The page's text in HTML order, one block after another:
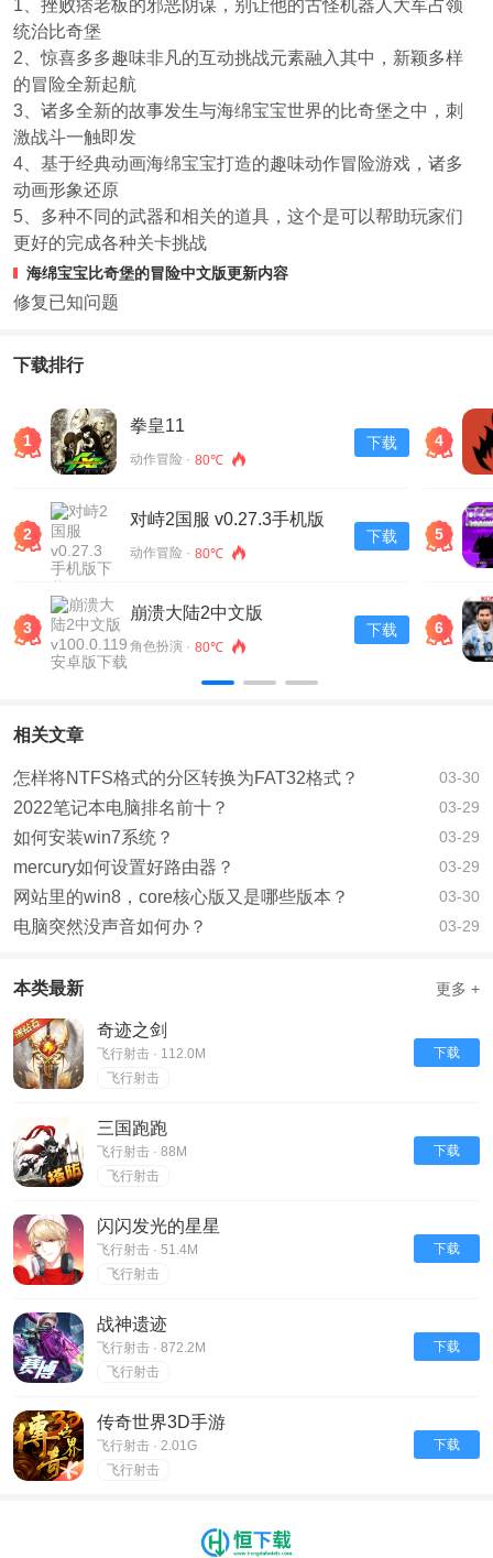
1、挫败痞老板的邪恶阴谋，别让他的古怪机器人大军占领
统治比奇堡
2、惊喜多多趣味非凡的互动挑战元素融入其中，新颖多样
的冒险全新起航
3、诸多全新的故事发生与海绵宝宝世界的比奇堡之中，刺
激战斗一触即发
4、基于经典动画海绵宝宝打造的趣味动作冒险游戏，诸多
动画形象还原
5、多种不同的武器和相关的道具，这个是可以帮助玩家们
更好的完成各种关卡挑战
海绵宝宝比奇堡的冒险中文版更新内容
修复已知问题
下载排行
1
拳皇11
动作冒险 · 80℃
下载
2
对峙2国服 v0.27.3手机版
下载
动作冒险 · 80℃
下载
3
崩溃大陆2中文版
v100.0.119安卓版下载
角色扮演 · 80℃
下载
4
5
6
相关文章
怎样将NTFS格式的分区转换为FAT32格式？ 03-30
2022笔记本电脑排名前十？ 03-29
如何安装win7系统？ 03-29
mercury如何设置好路由器？ 03-29
网站里的win8，core核心版又是哪些版本？ 03-30
电脑突然没声音如何办？ 03-29
本类最新 更多 +
奇迹之剑
飞行射击 · 112.0M
飞行射击
下载
三国跑跑
飞行射击 · 88M
飞行射击
下载
闪闪发光的星星
飞行射击 · 51.4M
飞行射击
下载
战神遗迹
飞行射击 · 872.2M
飞行射击
下载
传奇世界3D手游
飞行射击 · 2.01G
飞行射击
下载